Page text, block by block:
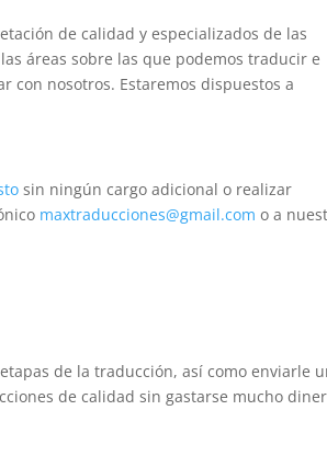
de calidad y especializados de las
áreas sobre las que podemos traducir e
con nosotros. Estaremos dispuestos a
sin ningún cargo adicional o realizar
maxtraducciones@gmail.com o a
de la traducción, así como enviarle
de calidad sin gastarse mucho